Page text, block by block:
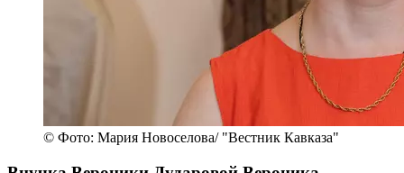
© Фото: Мария Новоселова/ "Вестник Кавказа"